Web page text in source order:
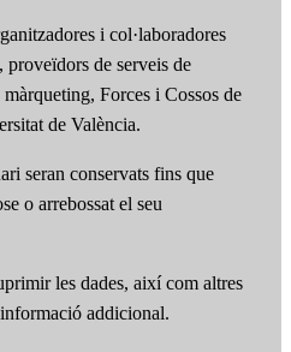
i col·laboradores
de serveis de
Forces i Cossos de
de València.
seran conservats fins que
o arrebossat el seu
les dades, així com altres
addicional.